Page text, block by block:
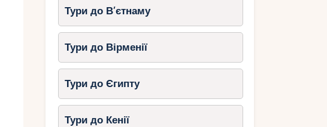
Тури до В’єтнаму
Тури до Вірменії
Тури до Єгипту
Тури до Кенії